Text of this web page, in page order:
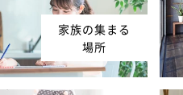
家族の集まる
場所